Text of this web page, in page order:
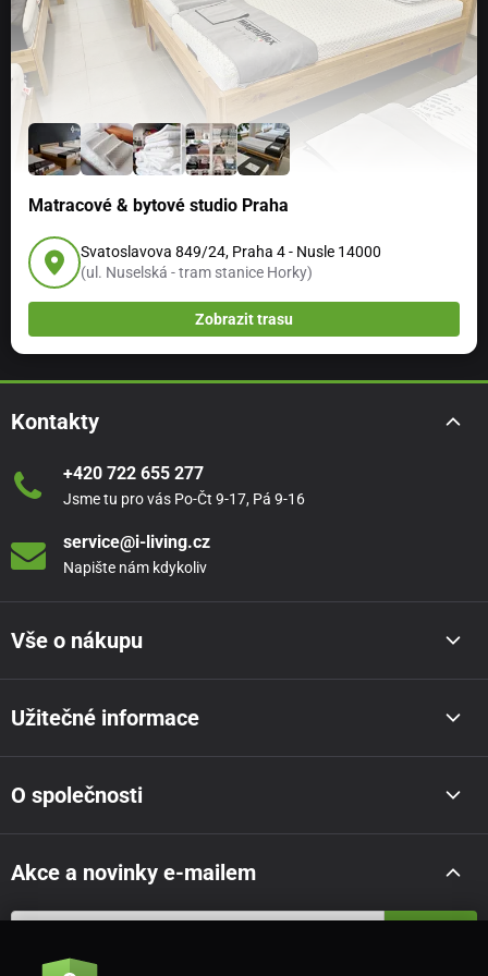
Praní je možné na 40°C, doporučujeme tuto teplotu pro
zachování krásných barev. Sušení v sušičce je možné
Matracové & bytové studio Praha
Svatoslavova 849/24, Praha 4 - Nusle 14000
(ul. Nuselská - tram stanice Horky)
Zobrazit trasu
Kontakty
+420 722 655 277
Jsme tu pro vás Po-Čt 9-17, Pá 9-16
service@i-living.cz
Napište nám kdykoliv
Vše o nákupu
Užitečné informace
O společnosti
Akce a novinky e-mailem